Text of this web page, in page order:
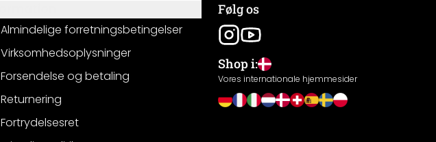
Almindelige forretningsbetingelser
Virksomhedsoplysninger
Forsendelse og betaling
Returnering
Fortrydelsesret
Følg os
Shop i:
Vores internationale hjemmesider